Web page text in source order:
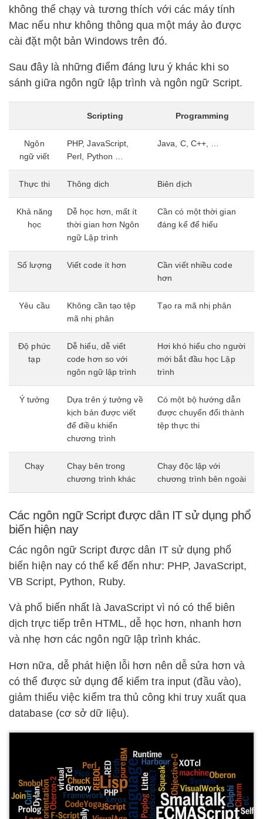
không thể chạy và tương thích với các máy tính
Mac nếu như không thông qua một máy ảo được
cài đặt một bản Windows trên đó.
Sau đây là những điểm đáng lưu ý khác khi so
sánh giữa ngôn ngữ lập trình và ngôn ngữ Script.
Scripting Programming
Ngôn
ngữ viết
PHP, JavaScript,
Perl, Python …
Java, C, C++, …
Thực thi Thông dịch Biên dịch
Khả năng
học
Dễ học hơn, mất ít
thời gian hơn Ngôn
ngữ Lập trình
Cần có một thời gian
đáng kể để hiểu
Số lượng Viết code ít hơn
Cần viết nhiều code
hơn
Yêu cầu
Không cần tạo tệp
mã nhị phân
Tạo ra mã nhị phân
Độ phức
tạp
Dễ hiểu, dễ viết
code hơn so với
ngôn ngữ lập trình
Hơi khó hiểu cho người
mới bắt đầu học Lập
trình
Ý tưởng
Dựa trên ý tưởng về
kịch bản được viết
để điều khiển
chương trình
Có một bộ hướng dẫn
được chuyển đổi thành
tệp thực thi
Chạy
Chạy bên trong
chương trình khác
Chạy độc lập với
chương trình bên ngoài
Các ngôn ngữ Script được dân IT sử dụng phổ
biến hiện nay
Các ngôn ngữ Script được dân IT sử dụng phổ
biến hiện nay có thể kể đến như: PHP, JavaScript,
VB Script, Python, Ruby.
Và phổ biến nhất là JavaScript vì nó có thể biên
dịch trực tiếp trên HTML, dễ học hơn, nhanh hơn
và nhẹ hơn các ngôn ngữ lập trình khác.
Hơn nữa, dễ phát hiện lỗi hơn nên dễ sửa hơn và
có thể được sử dụng để kiểm tra input (đầu vào),
giảm thiểu việc kiểm tra thủ công khi truy xuất qua
database (cơ sở dữ liệu).